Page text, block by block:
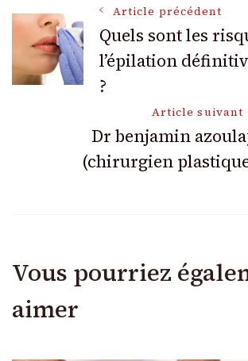
Navigation
des
articles
Article précédent
Quels sont les
l’épilation
?
Article suivant
Dr benjamin
(chirurgien
Vous pourriez
aimer